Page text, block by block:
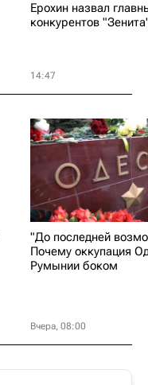
Ерохин назвал
конкурентов
14:47
"До последней
Почему оккупация
Румынии боком
Вчера, 08:00